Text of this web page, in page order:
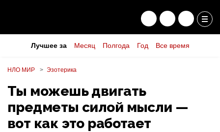
Лучшее за Месяц Полгода Год Все время
НЛО МИР Эзотерика
Ты можешь двигать
предметы силой мысли —
вот как это работает